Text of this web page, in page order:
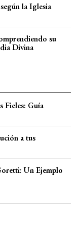
la Iglesia
su
Divina
Fieles: Guía
a tus
Un Ejemplo